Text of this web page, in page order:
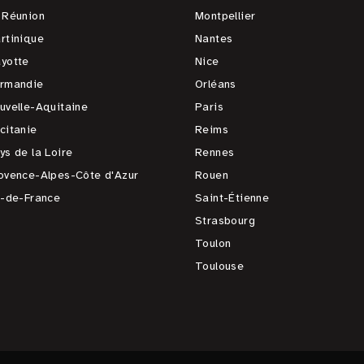
Aquitaine
de la Loire
Alpes-Côte d'Azur
de-France
Montpellier
Nantes
Nice
Orléans
Paris
Reims
Rennes
Rouen
Saint-Étienne
Strasbourg
Toulon
Toulouse